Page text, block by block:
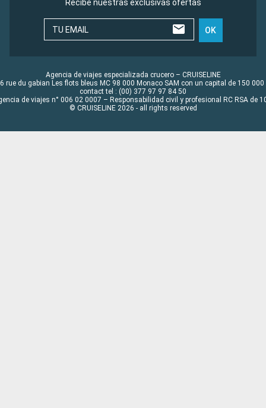
Recibe nuestras exclusivas ofertas
TU EMAIL OK
Agencia de viajes especializada crucero – CRUISELINE
rue du gabian Les flots bleus MC 98 000 Monaco SAM con un capital de 150 000
contact tel : (00) 377 97 97 84 50
de viajes n° 006 02 0007 – Responsabilidad civil y profesional RC RSA de
© CRUISELINE 2026 - all rights reserved